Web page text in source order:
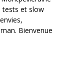
tests et slow
Bienvenue